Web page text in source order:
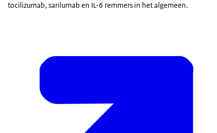
tocilizumab, sarilumab en IL-6 remmers in het algemeen.